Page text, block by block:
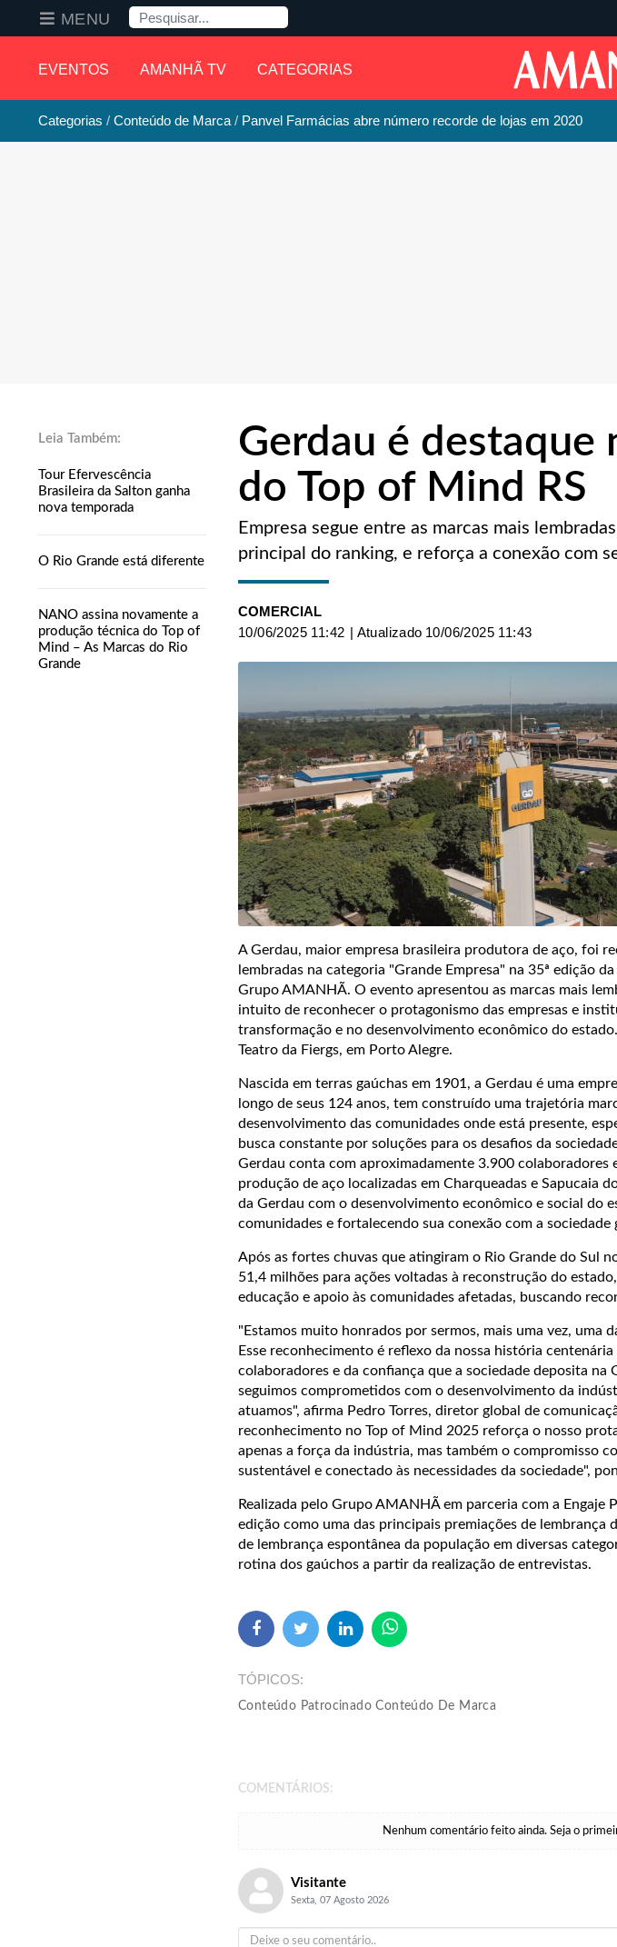
EVENTOS AMANHÃ TV CATEGORIAS
MENU Pesquisa
Categorias Conteúdo de Marca Panvel Farmácias abre número recorde de lojas em 2020
Tour Efervescência
Brasileira da Salton ganha
nova temporada
O Rio Grande está diferente
NANO assina novamente a
produção técnica do Top of
Mind – As Marcas do Rio
Grande
Gerdau é destaque
do Top of Mind RS
Empresa segue entre as marcas mais
principal do ranking, e reforça a conexão com
COMERCIAL
10/06/2025 11:42 | Atualizado 10/06/2025 11:43
A Gerdau, maior empresa brasileira produtora de aço, foi
lembradas na categoria "Grande Empresa" na 35ª edição
Grupo AMANHÃ. O evento apresentou as marcas mais
intuito de reconhecer o protagonismo das empresas e
transformação e no desenvolvimento econômico do
Teatro da Fiergs, em Porto Alegre.
Nascida em terras gaúchas em 1901, a Gerdau é uma
longo de seus 124 anos, tem construído uma trajetória
desenvolvimento das comunidades onde está presente,
busca constante por soluções para os desafios da
Gerdau conta com aproximadamente 3.900 colaboradores
produção de aço localizadas em Charqueadas e Sapucaia
da Gerdau com o desenvolvimento econômico e social do
comunidades e fortalecendo sua conexão com a sociedade
Após as fortes chuvas que atingiram o Rio Grande do Sul
51,4 milhões para ações voltadas à reconstrução do
educação e apoio às comunidades afetadas, buscando
"Estamos muito honrados por sermos, mais uma vez, uma
Esse reconhecimento é reflexo da nossa história
colaboradores e da confiança que a sociedade deposita na
seguimos comprometidos com o desenvolvimento da
atuamos", afirma Pedro Torres, diretor global de
reconhecimento no Top of Mind 2025 reforça o nosso
apenas a força da indústria, mas também o compromisso
sustentável e conectado às necessidades da sociedade",
Realizada pelo Grupo AMANHÃ em parceria com a Engaje
edição como uma das principais premiações de lembrança
de lembrança espontânea da população em diversas
rotina dos gaúchos a partir da realização de entrevistas.
TÓPICOS
Conteúdo Patrocinado Conteúdo De Marca
COMENTÁRIOS:
Nenhum comentário feito ainda. Seja o
Visitante
Sexta, 07 Agosto 2026